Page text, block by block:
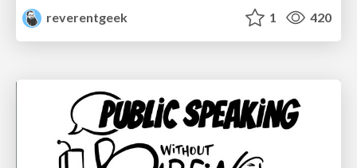
reverentgeek
1 420